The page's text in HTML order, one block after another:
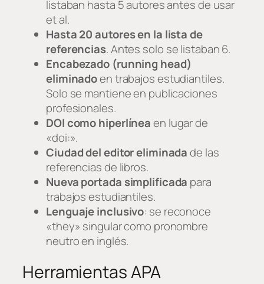
listaban hasta 5 autores antes de usar
et al.
Hasta 20 autores en la lista de
referencias. Antes solo se listaban 6.
Encabezado (running head)
eliminadoen trabajos estudiantiles.
Solo se mantiene en publicaciones
profesionales.
DOI como hiperlíneaen lugar de
«doi:».
Ciudad del editor eliminadade las
referencias de libros.
Nueva portada simplificada para
trabajos estudiantiles.
Lenguaje inclusivo: se reconoce
«they» singular como pronombre
neutro en inglés.
Herramientas APA